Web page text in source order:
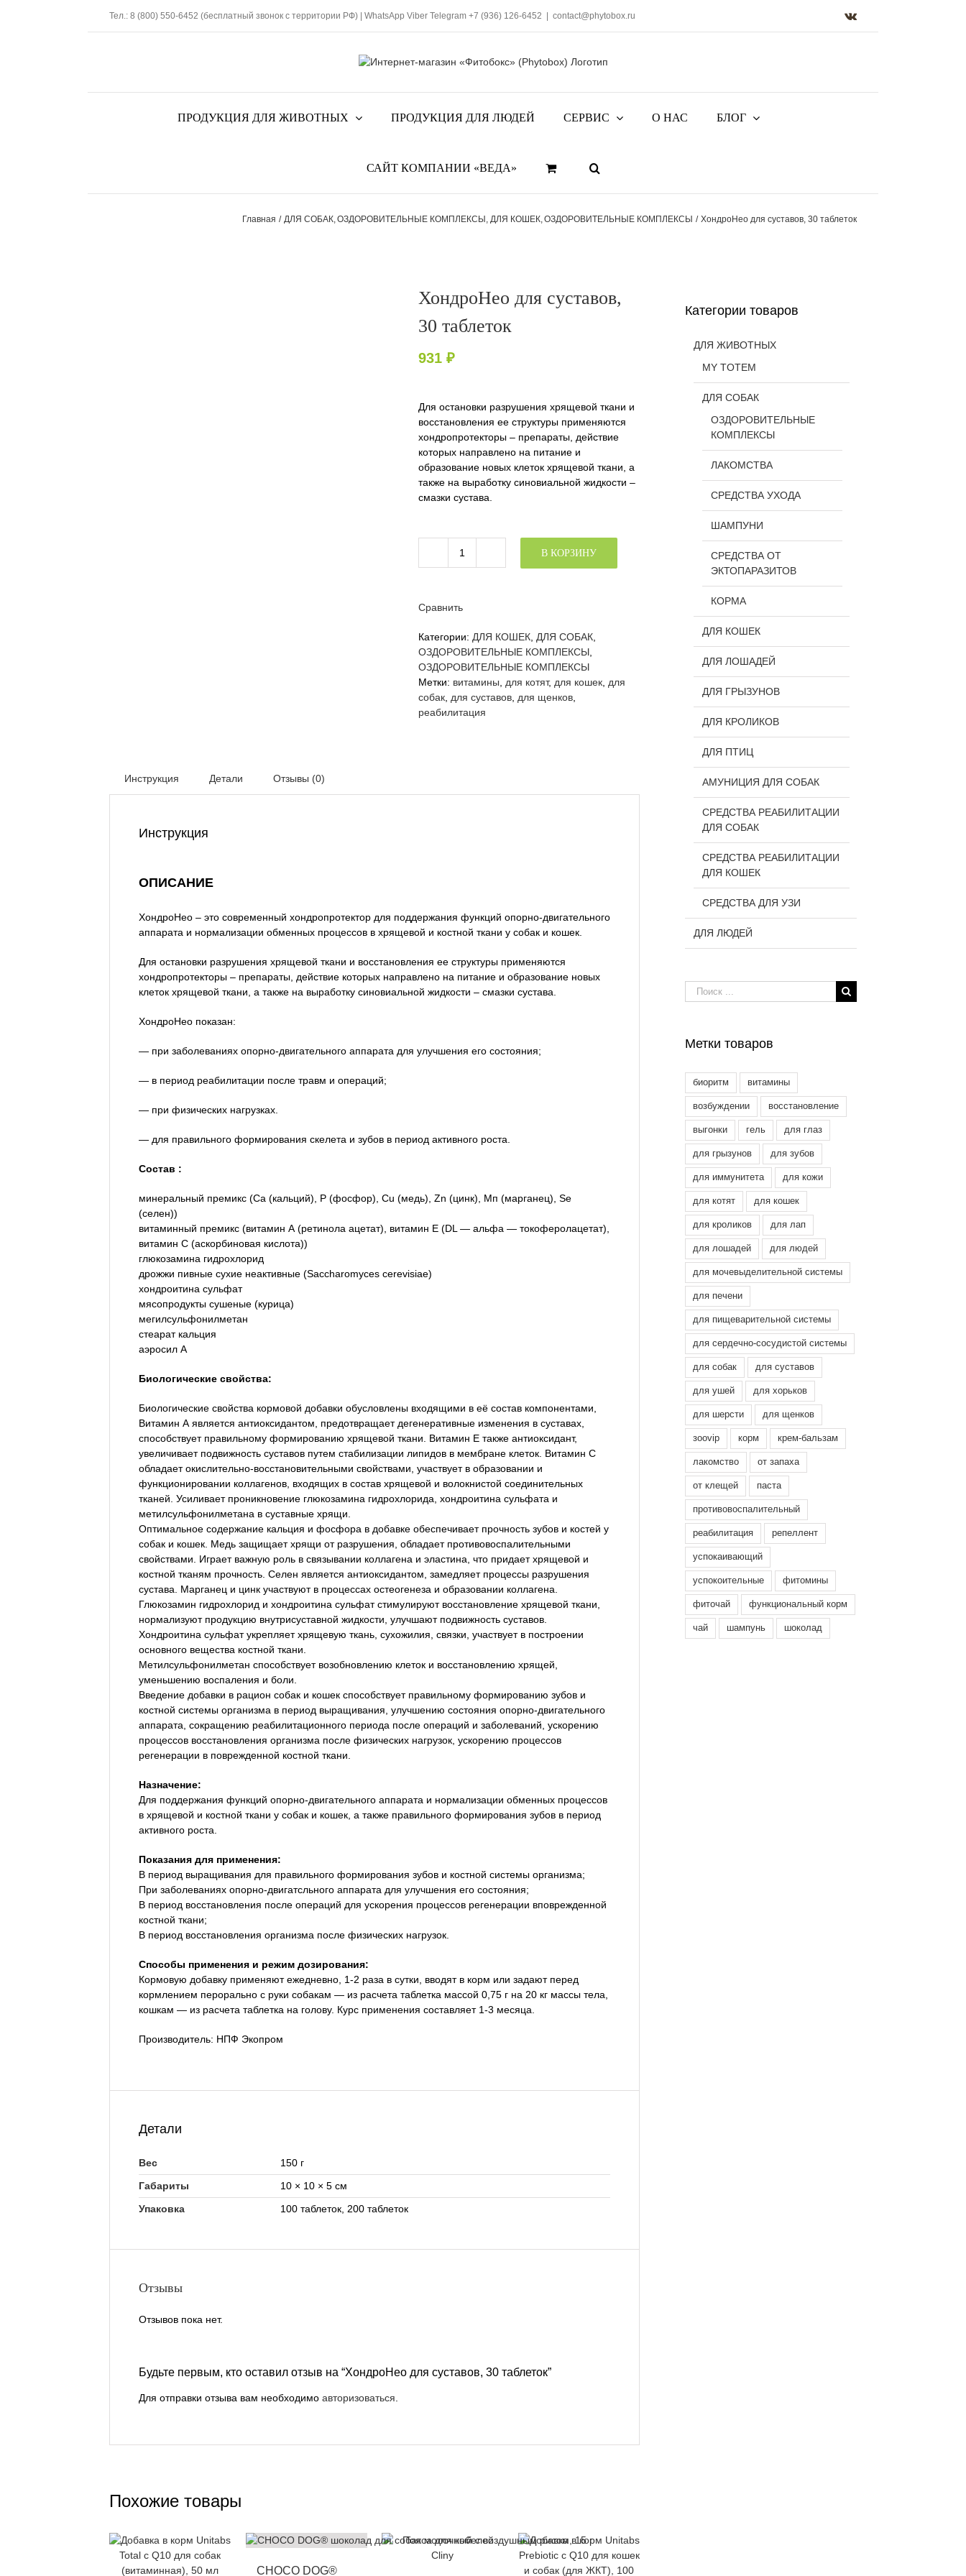
Тел.: 8 (800) 550-6452 (бесплатный звонок с территории РФ) WhatsApp Viber Telegram +7 (936) 126-6452 contact@phytobox.ru Vk
ПРОДУКЦИЯ ДЛЯ ЖИВОТНЫХ ПРОДУКЦИЯ ДЛЯ ЛЮДЕЙ СЕРВИС О НАС БЛОГ
САЙТ КОМПАНИИ «ВЕДА»
Главная ДЛЯ СОБАК ОЗДОРОВИТЕЛЬНЫЕ КОМПЛЕКСЫ ДЛЯ КОШЕК ОЗДОРОВИТЕЛЬНЫЕ КОМПЛЕКСЫ ХондроНео для суставов, 30 таблеток
ХондроНео для суставов,
30 таблеток
931 ₽
Для остановки разрушения хрящевой ткани и
восстановления ее структуры применяются
хондропротекторы – препараты, действие
которых направлено на питание и
образование новых клеток хрящевой ткани, а
также на выработку синовиальной жидкости –
смазки сустава.
Количество
30
таблеток
В КОРЗИНУ
Сравнить
Категории: ДЛЯ КОШЕК ДЛЯ СОБАК
ОЗДОРОВИТЕЛЬНЫЕ КОМПЛЕКСЫ
ОЗДОРОВИТЕЛЬНЫЕ КОМПЛЕКСЫ
Метки: витамины для котят, для кошек для
собак для суставов для щенков
реабилитация
Инструкция Детали Отзывы (0)
Инструкция
ОПИСАНИЕ
ХондроНео – это современный хондропротектор для поддержания функций опорно-двигательного
аппарата и нормализации обменных процессов в хрящевой и костной ткани у собак и кошек.
Для остановки разрушения хрящевой ткани и восстановления ее структуры применяются
хондропротекторы – препараты, действие которых направлено на питание и образование новых
клеток хрящевой ткани, а также на выработку синовиальной жидкости – смазки сустава.
ХондроНео показан:
— при заболеваниях опорно-двигательного аппарата для улучшения его состояния;
— в период реабилитации после травм и операций;
— при физических нагрузках.
— для правильного формирования скелета и зубов в период активного роста.
Состав :
минеральный премикс (Са (кальций), Р (фосфор), Сu (медь), Zn (цинк), Мп (марганец), Se
(селен))
витаминный премикс (витамин А (ретинола ацетат), витамин Е (DL — альфа — токоферолацетат),
витамин С (аскорбиновая кислота))
глюкозамина гидрохлорид
дрожжи пивные сухие неактивные (Saccharomyces cerevisiae)
хондроитина сульфат
мясопродукты сушеные (курица)
мегилсульфонилметан
стеарат кальция
аэросил А
Биологические свойства:
Биологические свойства кормовой добавки обусловлены входящими в её состав компонентами,
Витамин А является антиоксидантом, предотвращает дегенеративные изменения в суставах,
способствует правильному формированию хрящевой ткани. Витамин Е также антиоксидант,
увеличивает подвижность суставов путем стабилизации липидов в мембране клеток. Витамин С
обладает окислительно-восстановительными свойствами, участвует в образовании и
функционировании коллагенов, входящих в состав хрящевой и волокнистой соединительных
тканей. Усиливает проникновение глюкозамина гидрохлорида, хондроитина сульфата и
метилсульфонилметана в суставные хрящи.
Оптимальное содержание кальция и фосфора в добавке обеспечивает прочность зубов и костей у
собак и кошек. Медь защищает хрящи от разрушения, обладает противовоспалительными
свойствами. Играет важную роль в связывании коллагена и эластина, что придает хрящевой и
костной тканям прочность. Селен является антиоксидантом, замедляет процессы разрушения
сустава. Марганец и цинк участвуют в процессах остеогенеза и образовании коллагена.
Глюкозамин гидрохлорид и хондроитина сульфат стимулируют восстановление хрящевой ткани,
нормализуют продукцию внутрисуставной жидкости, улучшают подвижность суставов.
Хондроитина сульфат укрепляет хрящевую ткань, сухожилия, связки, участвует в построении
основного вещества костной ткани.
Метилсульфонилметан способствует возобновлению клеток и восстановлению хрящей,
уменьшению воспаления и боли.
Введение добавки в рацион собак и кошек способствует правильному формированию зубов и
костной системы организма в период выращивания, улучшению состояния опорно-двигательного
аппарата, сокращению реабилитационного периода после операций и заболеваний, ускорению
процессов восстановления организма после физических нагрузок, ускорению процессов
регенерации в поврежденной костной ткани.
Назначение:
Для поддержания функций опорно-двигательного аппарата и нормализации обменных процессов
в хрящевой и костной ткани у собак и кошек, а также правильного формирования зубов в период
активного роста.
Показания для применения:
В период выращивания для правильного формирования зубов и костной системы организма;
При заболеваниях опорно-двигатсльного аппарата для улучшения его состояния;
В период восстановления после операций для ускорения процессов регенерации вповрежденной
костной ткани;
В период восстановления организма после физических нагрузок.
Способы применения и режим дозирования:
Кормовую добавку применяют ежедневно, 1-2 раза в сутки, вводят в корм или задают перед
кормлением перорально с руки собакам — из расчета таблетка массой 0,75 г на 20 кг массы тела,
кошкам — из расчета таблетка на голову. Курс применения составляет 1-3 месяца.
Производитель: НПФ Экопром
Детали
Вес
150 г
Габариты
10 × 10 × 5 см
Упаковка
100 таблеток, 200 таблеток
Отзывы
Отзывов пока нет.
Будьте первым, кто оставил отзыв на “ХондроНео для суставов, 30 таблеток”
Для отправки отзыва вам необходимо авторизоваться
Похожие товары
CHOCO DOG®
Категории товаров
ДЛЯ ЖИВОТНЫХ
MY TOTEM
ДЛЯ СОБАК
ОЗДОРОВИТЕЛЬНЫЕ
КОМПЛЕКСЫ
ЛАКОМСТВА
СРЕДСТВА УХОДА
ШАМПУНИ
СРЕДСТВА ОТ
ЭКТОПАРАЗИТОВ
КОРМА
ДЛЯ КОШЕК
ДЛЯ ЛОШАДЕЙ
ДЛЯ ГРЫЗУНОВ
ДЛЯ КРОЛИКОВ
ДЛЯ ПТИЦ
АМУНИЦИЯ ДЛЯ СОБАК
СРЕДСТВА РЕАБИЛИТАЦИИ
ДЛЯ СОБАК
СРЕДСТВА РЕАБИЛИТАЦИИ
ДЛЯ КОШЕК
СРЕДСТВА ДЛЯ УЗИ
ДЛЯ ЛЮДЕЙ
Результат
поиска:
Метки товаров
биоритм витамины
возбуждении восстановление
выгонки гель для глаз
для грызунов для зубов
для иммунитета для кожи
для котят для кошек
для кроликов для лап
для лошадей для людей
для мочевыделительной системы
для печени
для пищеварительной системы
для сердечно-сосудистой системы
для собак для суставов
для ушей для хорьков
для шерсти для щенков
зооvip корм крем-бальзам
лакомство от запаха
от клещей паста
противовоспалительный
реабилитация репеллент
успокаивающий
успокоительные фитомины
фиточай функциональный корм
чай шампунь шоколад